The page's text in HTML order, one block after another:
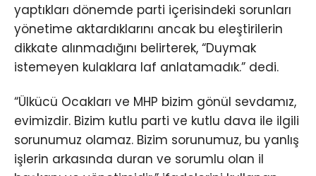
yaptıkları dönemde parti içerisindeki sorunları
yönetime aktardıklarını ancak bu eleştirilerin
dikkate alınmadığını belirterek, “Duymak
istemeyen kulaklara laf anlatamadık.” dedi.
“Ülkücü Ocakları ve MHP bizim gönül sevdamız,
evimizdir. Bizim kutlu parti ve kutlu dava ile ilgili
sorunumuz olamaz. Bizim sorunumuz, bu yanlış
işlerin arkasında duran ve sorumlu olan il